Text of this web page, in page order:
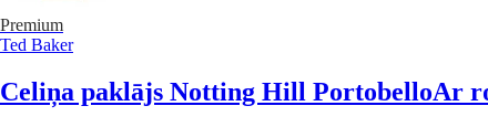
Premium
Ted Baker
Celiņa paklājs Notting Hill PortobelloAr